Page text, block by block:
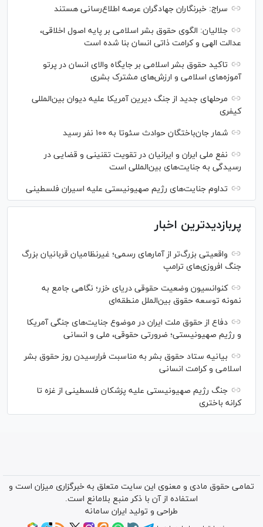
سراج: خبرنگاران جهادگران عرصه اطلاع‌رسانی هستند
جلالیان: الگوی حقوق بشر اسلامی بر پایه اصول اخلاقی،
عدالت الهی و کرامت ذاتی انسان بنا شده است
تاکید حقوق بشر اسلامی بر جایگاه والای انسان در پرتو
آموزه‌های اسلامی و ارزش‌های مشترک بشری
مرحله‎ای جدید از جنگ دیرین آمریکا علیه دیوان بین‌المللی
کیفری
شمار جان‌باختگان حوادث سئوتا به ۱۰۰ نفر رسید
نفع ملی ایران و ایرانیان در تقویت تقنینی و قضایی در
رسیدگی به جنایت‌های بین‌المللی است
تداوم جنایت‌های رژیم صهیونیستی علیه اسیران فلسطینی
پربازدیدترین اخبار
واقعیتی بزرگ‌تر از آمار‌های رسمی؛ غیرنظامیان قربانیان بزرگ
جنگ افروزی‌های ترامپ
کنوانسیون وضعیت حقوقی دریای خزر؛ نگاهی جامع به
نمونه توسعه حقوق بین‌الملل منطقه‌ای
دفاع از حقوق ملت ایران در موضوع جنایت‌های جنگی آمریکا
و رژیم صهیونیستی؛ ضرورتی حقوقی، ملی و انسانی
بیانیه ستاد حقوق بشر به مناسبت فرارسیدن روز حقوق بشر
اسلامی و کرامت انسانی
جنگ رژیم صهیونیستی علیه پزشکان فلسطینی از غزه تا
کرانه باختری
تمامی حقوق مادی و معنوی این سایت متعلق به خبرگزاری میزان است و
استفاده از آن با ذکر منبع بلامانع است.
طراحی و تولید ایران سامانه